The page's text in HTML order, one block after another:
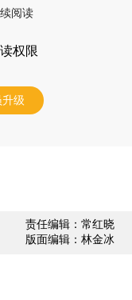
阅读
权限
级
责任编辑：常红晓
版面编辑：林金冰